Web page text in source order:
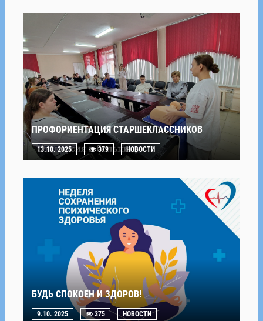
ПРОФОРИЕНТАЦИЯ СТАРШЕКЛАССНИКОВ
13.10. 2025 379 НОВОСТИ
БУДЬ СПОКОЕН И ЗДОРОВ!
9.10. 2025 375 НОВОСТИ